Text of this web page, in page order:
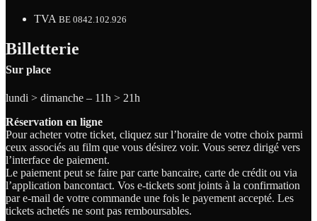
TVA BE 0842.102.926
Billetterie
Sur place
lundi > dimanche – 11h > 21h
Réservation en ligne
Pour acheter votre ticket, cliquez sur l’horaire de votre choix parmi
ceux associés au film que vous désirez voir. Vous serez dirigé vers
l’interface de paiement.
Le paiement peut se faire par carte bancaire, carte de crédit ou via
l’application bancontact. Vos e-tickets sont joints à la confirmation
par e-mail de votre commande une fois le payement accepté. Les
tickets achetés ne sont pas remboursables.